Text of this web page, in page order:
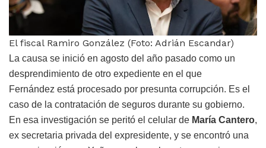
El fiscal Ramiro González (Foto: Adrián Escandar)
La causa se inició en agosto del año pasado como un
desprendimiento de otro expediente en el que
Fernández está procesado por presunta corrupción. Es el
caso de la contratación de seguros durante su gobierno.
En esa investigación se peritó el celular de María Cantero,
ex secretaria privada del expresidente, y se encontró una